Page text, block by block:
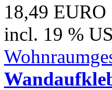
18,49 EURO
incl. 19 %